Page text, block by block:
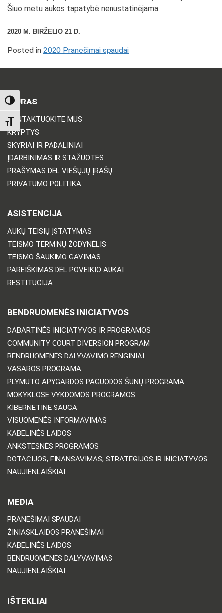
TOGGLE HIGH CONTRAST
TOGGLE FONT SIZE
Šiuo metu aukos tapatybė nenustatinėjama.
2020 M. BIRŽELIO 21 D.
Posted in 2020 Pranešimai spaudai
BIURAS
KONTAKTUOKITE MUS
KRYPTYS
SKYRIAI IR PADALINIAI
ĮDARBINIMAS IR STAŽUOTĖS
PRAŠYMAS DĖL VIEŠŲJŲ ĮRAŠŲ
PRIVATUMO POLITIKA
ASISTENCIJA
AUKŲ TEISIŲ ĮSTATYMAS
TEISMO TERMINŲ ŽODYNĖLIS
TEISMO ŠAUKIMO GAVIMAS
PAREIŠKIMAS DĖL POVEIKIO AUKAI
RESTITUCIJA
BENDRUOMENĖS INICIATYVOS
DABARTINĖS INICIATYVOS IR PROGRAMOS
COMMUNITY COURT DIVERSION PROGRAM
BENDRUOMENĖS DALYVAVIMO RENGINIAI
VASAROS PROGRAMA
PLYMUTO APYGARDOS PAGUODOS ŠUNŲ PROGRAMA
MOKYKLOSE VYKDOMOS PROGRAMOS
KIBERNETINĖ SAUGA
VISUOMENĖS INFORMAVIMAS
KABELINĖS LAIDOS
ANKSTESNĖS PROGRAMOS
DOTACIJOS, FINANSAVIMAS, STRATEGIJOS IR INICIATYVOS
NAUJIENLAIŠKIAI
MEDIA
PRANEŠIMAI SPAUDAI
ŽINIASKLAIDOS PRANEŠIMAI
KABELINĖS LAIDOS
BENDRUOMENĖS DALYVAVIMAS
NAUJIENLAIŠKIAI
IŠTEKLIAI